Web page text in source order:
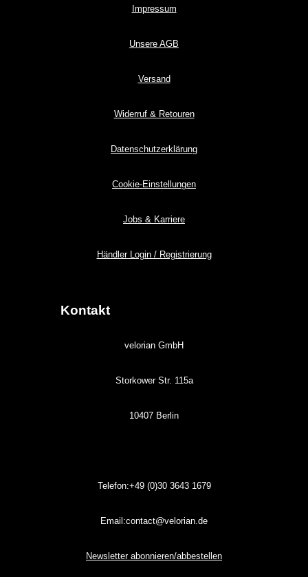
Impressum
Unsere AGB
Versand
Widerruf & Retouren
Datenschutzerklärung
Cookie-Einstellungen
Jobs & Karriere
Händler Login / Registrierung
Kontakt
velorian GmbH
Storkower Str. 115a
10407 Berlin
Telefon:+49 (0)3036431679
Email:contact@velorian.de
Newsletter abonnieren/abbestellen